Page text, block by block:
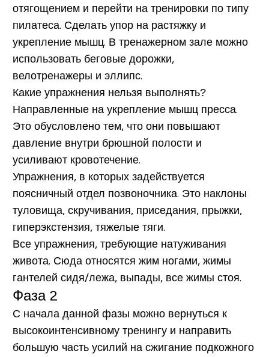
отягощением и перейти на тренировки по типу
пилатеса. Сделать упор на растяжку и
укрепление мышц. В тренажерном зале можно
использовать беговые дорожки,
велотренажеры и эллипс.
Какие упражнения нельзя выполнять?
Направленные на укрепление мышц пресса.
Это обусловлено тем, что они повышают
давление внутри брюшной полости и
усиливают кровотечение.
Упражнения, в которых задействуется
поясничный отдел позвоночника. Это наклоны
туловища, скручивания, приседания, прыжки,
гиперэкстензия, тяжелые тяги.
Все упражнения, требующие натуживания
живота. Сюда относятся жим ногами, жимы
гантелей сидя/лежа, выпады, все жимы стоя.
Фаза 2
С начала данной фазы можно вернуться к
высокоинтенсивному тренингу и направить
большую часть усилий на сжигание подкожного